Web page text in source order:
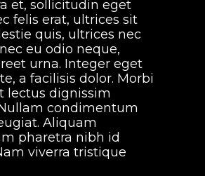
et, sollicitudin eget
felis erat, ultrices sit
quis, ultrices nec
eu odio neque,
urna. Integer eget
a facilisis dolor. Morbi
lectus dignissim
condimentum
Aliquam
pharetra nibh id
viverra tristique